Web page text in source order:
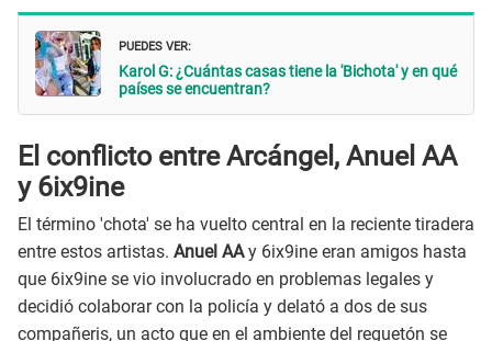
PUEDES VER:
Karol G: ¿Cuántas casas tiene la 'Bichota' y en qué
países se encuentran?
El conflicto entre Arcángel, Anuel AA
y 6ix9ine
El término 'chota' se ha vuelto central en la reciente tiradera
entre estos artistas. Anuel AAy 6ix9ine eran amigos hasta
que 6ix9ine se vio involucrado en problemas legales y
decidió colaborar con la policía y delató a dos de sus
compañeris, un acto que en el ambiente del reguetón se